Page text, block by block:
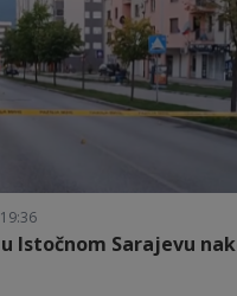
Istočnom Sarajevu